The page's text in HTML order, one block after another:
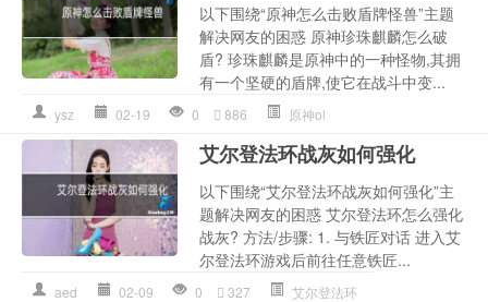
以下围绕“原神怎么击败盾牌怪兽”主题
解决网友的困惑 原神珍珠麒麟怎么破
盾? 珍珠麒麟是原神中的一种怪物,其拥
有一个坚硬的盾牌,使它在战斗中变...
ysz 02-19 0 886 原神ol
艾尔登法环战灰如何强化
以下围绕“艾尔登法环战灰如何强化”主
题解决网友的困惑 艾尔登法环怎么强化
战灰? 方法/步骤: 1. 与铁匠对话 进入艾
尔登法环游戏后前往任意铁匠...
aed 02-09 0 327 艾尔登法环